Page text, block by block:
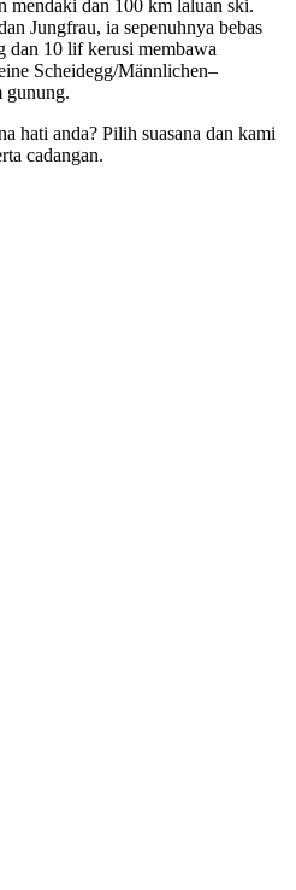
mendaki dan 100 km laluan ski.
Jungfrau, ia sepenuhnya bebas
dan 10 lif kerusi membawa
Scheidegg/​Männlichen–
gunung.
hati anda? Pilih suasana dan kami
cadangan.